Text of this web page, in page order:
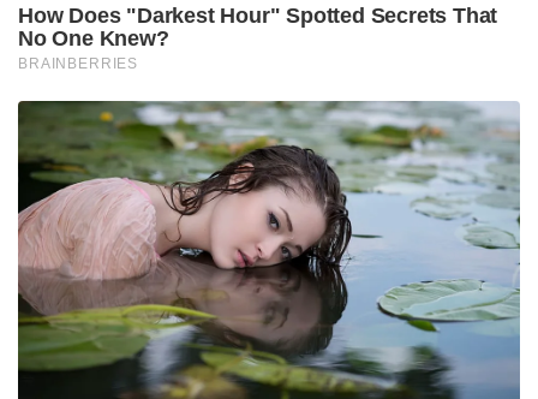
How Does "Darkest Hour" Spotted Secrets That
No One Knew?
BRAINBERRIES